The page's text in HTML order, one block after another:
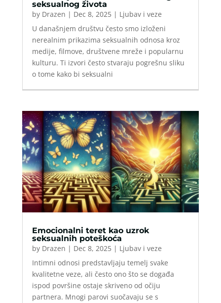
seksualnog života
by Drazen | Dec 8, 2025| Ljubav i veze
U današnjem društvu često smo izloženi
nerealnim prikazima seksualnih odnosa kroz
medije, filmove, društvene mreže i popularnu
kulturu. Ti izvori često stvaraju pogrešnu sliku
o tome kako bi seksualni
Emocionalni teret kao uzrok
seksualnih poteškoća
by Drazen | Dec 8, 2025| Ljubav i veze
Intimni odnosi predstavljaju temelj svake
kvalitetne veze, ali često ono što se događa
ispod površine ostaje skriveno od očiju
partnera. Mnogi parovi suočavaju se s